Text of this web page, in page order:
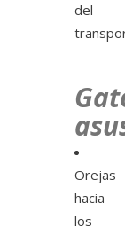
del
Orejas
hacia
los